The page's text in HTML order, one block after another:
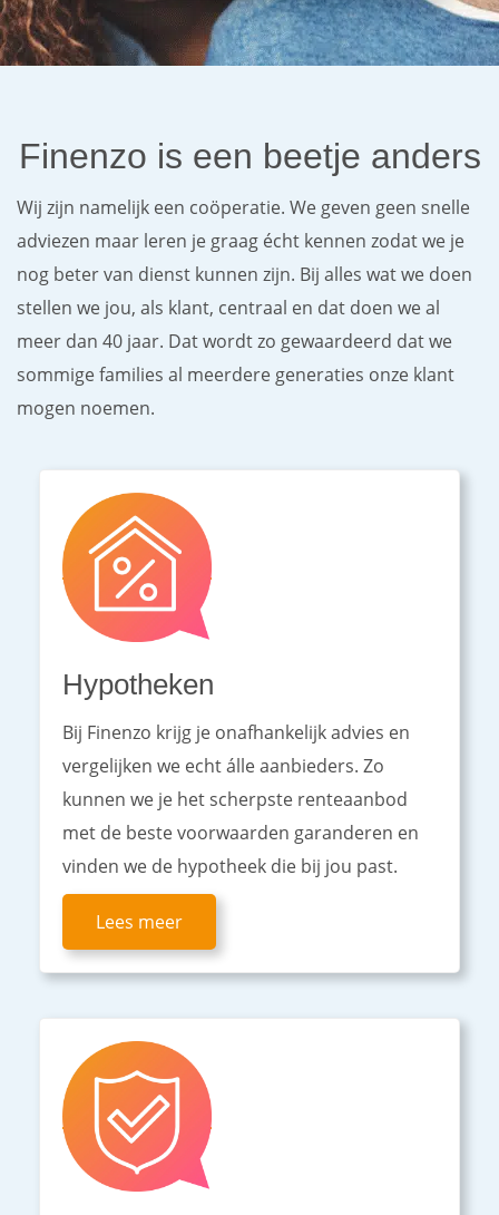
Finenzo is een beetje anders
Wij zijn namelijk een coöperatie. We geven geen snelle
adviezen maar leren je graag écht kennen zodat we je
nog beter van dienst kunnen zijn. Bij alles wat we doen
stellen we jou, als klant, centraal en dat doen we al
meer dan 40 jaar. Dat wordt zo gewaardeerd dat we
sommige families al meerdere generaties onze klant
mogen noemen.
Hypotheken
Bij Finenzo krijg je onafhankelijk advies en
vergelijken we echt álle aanbieders. Zo
kunnen we je het scherpste renteaanbod
met de beste voorwaarden garanderen en
vinden we de hypotheek die bij jou past.
Lees meer